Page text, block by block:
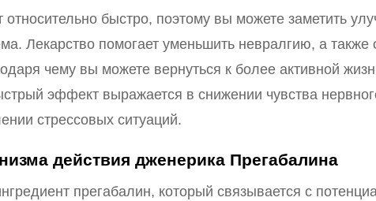
быстро, поэтому вы можете заметить
Лекарство помогает уменьшить невралгию, а также
чему вы можете вернуться к более активной
эффект выражается в снижении чувства
стрессовых ситуаций.
действия дженерика Прегабалина
прегабалин, который связывается с